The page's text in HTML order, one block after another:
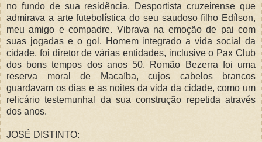
no fundo de sua residência. Desportista cruzeirense que
admirava a arte futebolística do seu saudoso filho Edílson,
meu amigo e compadre. Vibrava na emoção de pai com
suas jogadas e o gol. Homem integrado a vida social da
cidade, foi diretor de várias entidades, inclusive o Pax Club
dos bons tempos dos anos 50. Romão Bezerra foi uma
reserva moral de Macaíba, cujos cabelos brancos
guardavam os dias e as noites da vida da cidade, como um
relicário testemunhal da sua construção repetida através
dos anos.
JOSÉ DISTINTO: